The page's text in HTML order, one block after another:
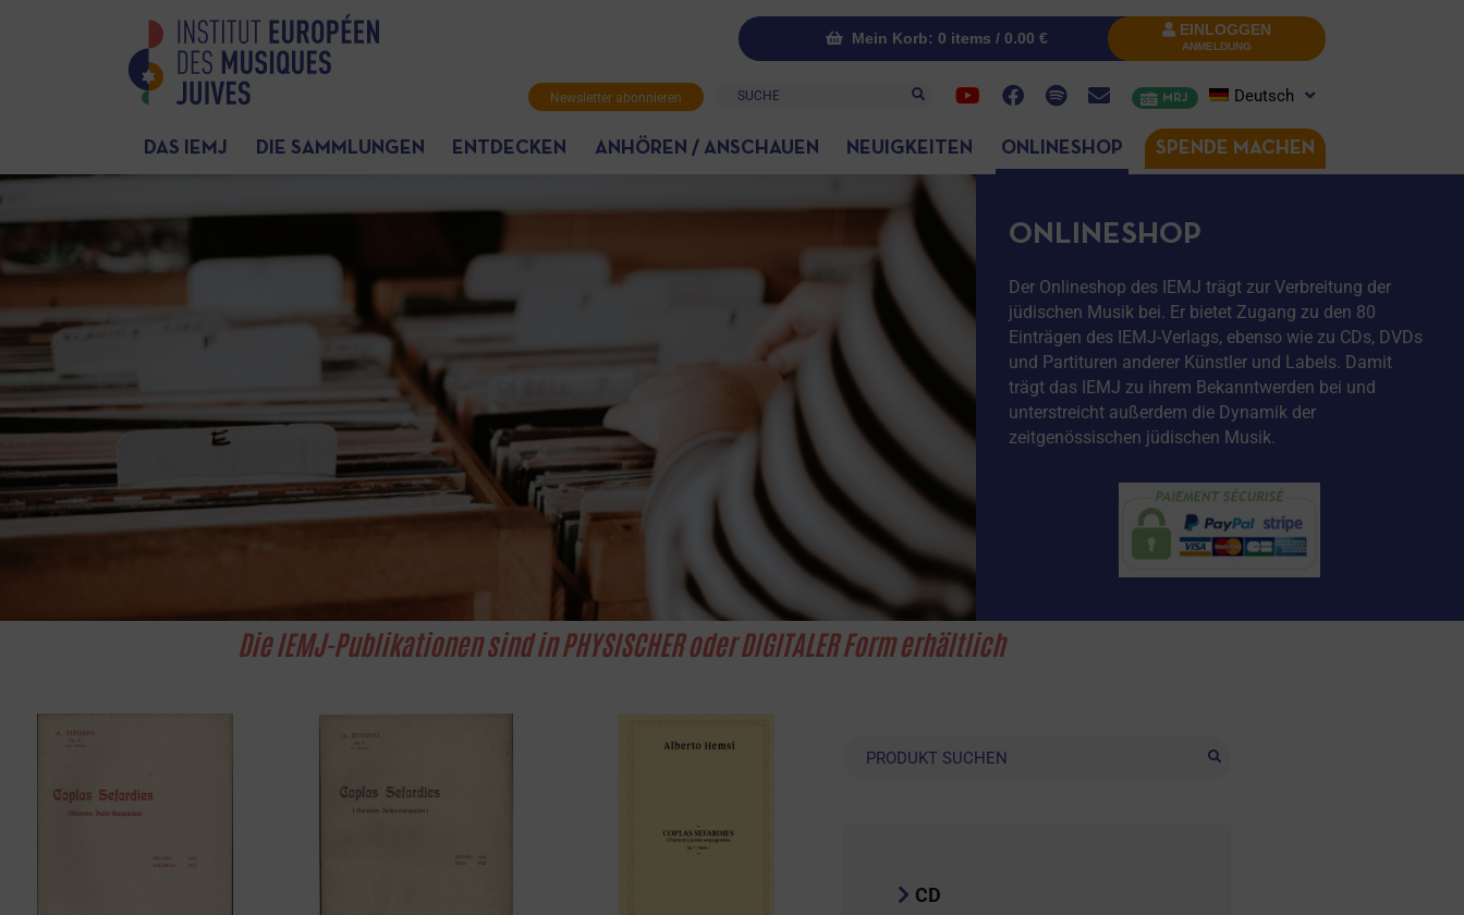
Mein Korb: 0 items / 0.00 € EINLOGGEN
ANMELDUNG
Newsletter abonnieren Suche MRJ Deutsch
DAS IEMJ DIE SAMMLUNGEN ENTDECKEN ANHÖREN / ANSCHAUEN NEUIGKEITEN ONLINESHOP SPENDE MACHEN
ONLINESHOP
Der Onlineshop des IEMJ trägt zur Verbreitung der
jüdischen Musik bei. Er bietet Zugang zu den 80
Einträgen des IEMJ-Verlags, ebenso wie zu CDs, DVDs
und Partituren anderer Künstler und Labels. Damit
trägt das IEMJ zu ihrem Bekanntwerden bei und
unterstreicht außerdem die Dynamik der
zeitgenössischen jüdischen Musik.
Die IEMJ-Publikationen sind in PHYSISCHER oder DIGITALER Form erhältlich
Suche
CD